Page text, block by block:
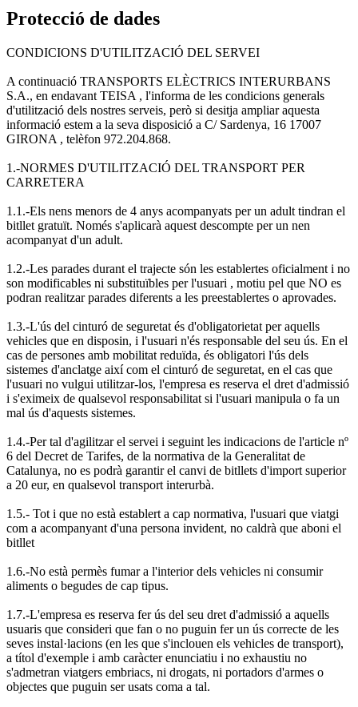
Protecció de dades
CONDICIONS D'UTILITZACIÓ DEL SERVEI
A continuació TRANSPORTS ELÈCTRICS INTERURBANS
S.A., en endavant TEISA , l'informa de les condicions generals
d'utilització dels nostres serveis, però si desitja ampliar aquesta
informació estem a la seva disposició a C/ Sardenya, 16 17007
GIRONA , telèfon 972.204.868.
1.-NORMES D'UTILITZACIÓ DEL TRANSPORT PER
CARRETERA
1.1.-Els nens menors de 4 anys acompanyats per un adult tindran el
bitllet gratuït. Només s'aplicarà aquest descompte per un nen
acompanyat d'un adult.
1.2.-Les parades durant el trajecte són les establertes oficialment i no
son modificables ni substituïbles per l'usuari , motiu pel que NO es
podran realitzar parades diferents a les preestablertes o aprovades.
1.3.-L'ús del cinturó de seguretat és d'obligatorietat per aquells
vehicles que en disposin, i l'usuari n'és responsable del seu ús. En el
cas de persones amb mobilitat reduïda, és obligatori l'ús dels
sistemes d'anclatge així com el cinturó de seguretat, en el cas que
l'usuari no vulgui utilitzar-los, l'empresa es reserva el dret d'admissió
i s'eximeix de qualsevol responsabilitat si l'usuari manipula o fa un
mal ús d'aquests sistemes.
1.4.-Per tal d'agilitzar el servei i seguint les indicacions de l'article nº
6 del Decret de Tarifes, de la normativa de la Generalitat de
Catalunya, no es podrà garantir el canvi de bitllets d'import superior
a 20 eur, en qualsevol transport interurbà.
1.5.- Tot i que no està establert a cap normativa, l'usuari que viatgi
com a acompanyant d'una persona invident, no caldrà que aboni el
bitllet
1.6.-No està permès fumar a l'interior dels vehicles ni consumir
aliments o begudes de cap tipus.
1.7.-L'empresa es reserva fer ús del seu dret d'admissió a aquells
usuaris que consideri que fan o no puguin fer un ús correcte de les
seves instal·lacions (en les que s'inclouen els vehicles de transport),
a títol d'exemple i amb caràcter enunciatiu i no exhaustiu no
s'admetran viatgers embriacs, ni drogats, ni portadors d'armes o
objectes que puguin ser usats coma a tal.